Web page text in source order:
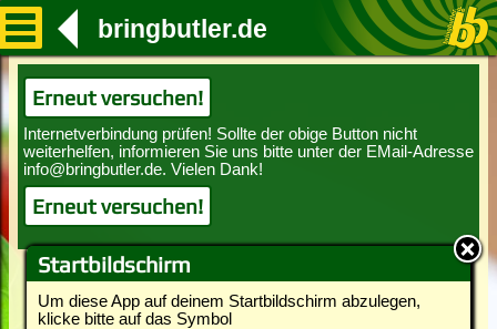
Startbildschirm
Um diese App auf deinem Startbildschirm abzulegen,
klicke bitte auf das Symbol
bringbutler.de
Erneut versuchen!
Erneut versuchen!